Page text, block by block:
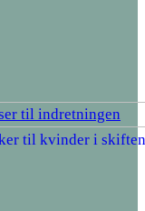
til indretningen